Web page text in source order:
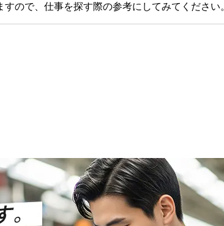
ので、仕事を探す際の参考にしてみてください